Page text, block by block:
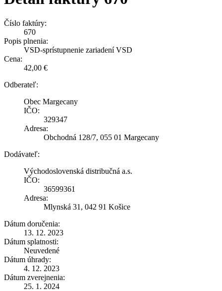
Číslo faktúry:
670
Popis plnenia:
VSD-sprístupnenie zariadení VSD
Cena:
42,00 €
Odberateľ:
Obec Margecany
IČO:
329347
Adresa:
Obchodná 128/7, 055 01 Margecany
Dodávateľ:
Východoslovenská distribučná a.s.
IČO:
36599361
Adresa:
Mlynská 31, 042 91 Košice
Dátum doručenia:
13. 12. 2023
Dátum splatnosti:
Neuvedené
Dátum úhrady:
4. 12. 2023
Dátum zverejnenia:
25. 1. 2024